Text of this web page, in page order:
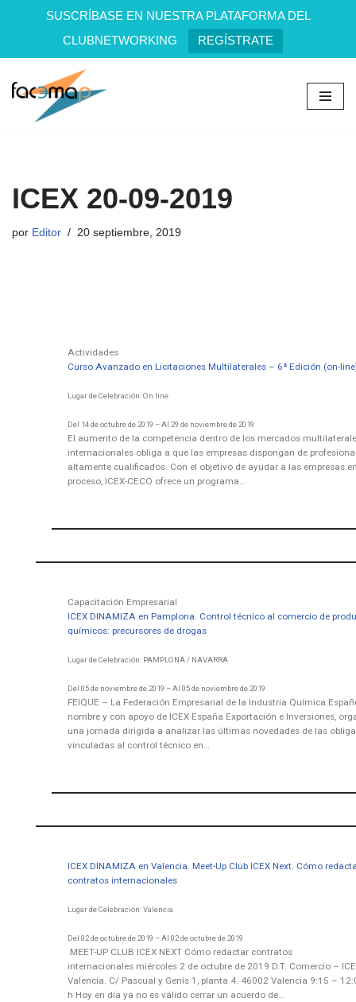
SUSCRÍBASE EN NUESTRA PLATAFORMA DEL
CLUBNETWORKING
REGÍSTRATE
Saltar
ICEX 20-09-2019
por Editor 20 septiembre, 2019
Actividades
Curso Avanzado en Licitaciones Multilaterales – 6ª Edición (on-
Lugar de Celebración: On line
Del 14 de octubre de 2019 – Al 29 de noviembre de 2019
El aumento de la competencia dentro de los mercados
internacionales obliga a que las empresas dispongan de
altamente cualificados. Con el objetivo de ayudar a las empresas
proceso, ICEX-CECO ofrece un programa…
Capacitación Empresarial
ICEX DINAMIZA en Pamplona. Control técnico al comercio de
químicos: precursores de drogas
Lugar de Celebración: PAMPLONA / NAVARRA
Del 05 de noviembre de 2019 – Al 05 de noviembre de 2019
FEIQUE – La Federación Empresarial de la Industria Química
nombre y con apoyo de ICEX España Exportación e Inversiones,
una jornada dirigida a analizar las últimas novedades de las
vinculadas al control técnico en…
ICEX DINAMIZA en Valencia. Meet-Up Club ICEX Next. Cómo
contratos internacionales
Lugar de Celebración: Valencia
Del 02 de octubre de 2019 – Al 02 de octubre de 2019
MEET-UP CLUB ICEX NEXT Cómo redactar contratos
internacionales miércoles 2 de octubre de 2019 D.T. Comercio –
Valencia. C/ Pascual y Genís 1, planta 4. 46002 Valencia 9:15 –
h Hoy en día ya no es válido cerrar un acuerdo de…